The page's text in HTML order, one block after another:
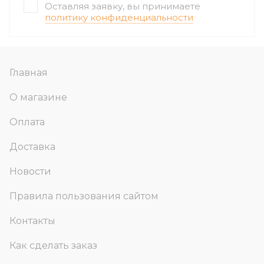
Главная
О магазине
Оплата
Доставка
Новости
Правила пользования сайтом
Контакты
Как сделать заказ
Оставляя заявку, вы принимаете
политику конфиденциальности